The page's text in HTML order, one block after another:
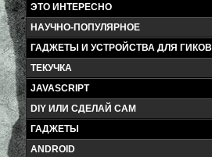
ЭТО ИНТЕРЕСНО
НАУЧНО-ПОПУЛЯРНОЕ
ГАДЖЕТЫ И УСТРОЙСТВА ДЛЯ ГИКОВ
ТЕКУЧКА
JAVASCRIPT
DIY ИЛИ СДЕЛАЙ САМ
ГАДЖЕТЫ
ANDROID